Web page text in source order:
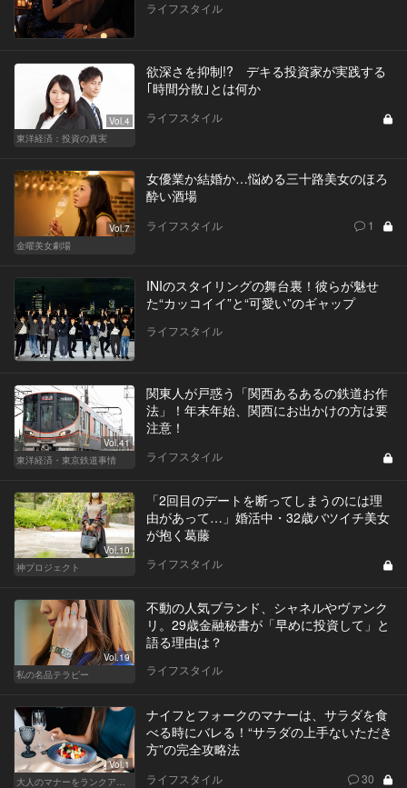
ライフスタイル
Vol.4
東洋経済：投資の真実
欲深さを抑制!? デキる投資家が実践する
｢時間分散｣とは何か
ライフスタイル
Vol.7
金曜美女劇場
女優業か結婚か…悩める三十路美女のほろ
酔い酒場
ライフスタイル 1
INIのスタイリングの舞台裏！彼らが魅せ
た“カッコイイ”と“可愛い”のギャップ
ライフスタイル
Vol.41
東洋経済・東京鉄道事情
関東人が戸惑う「関西あるあるの鉄道お作
法」！年末年始、関西にお出かけの方は要
注意！
ライフスタイル
Vol.10
神プロジェクト
「2回目のデートを断ってしまうのには理
由があって…」婚活中・32歳バツイチ美女
が抱く葛藤
ライフスタイル
Vol.19
私の名品テラピー
不動の人気ブランド、シャネルやヴァンク
リ。29歳金融秘書が「早めに投資して」と
語る理由は？
ライフスタイル
Vol.1
ナイフとフォークのマナーは、サラダを食
べる時にバレる！“サラダの上手ないただき
方”の完全攻略法
ライフスタイル 30